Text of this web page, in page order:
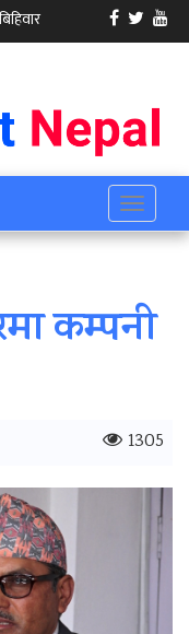
Toggle
कम्पनी‍
1305